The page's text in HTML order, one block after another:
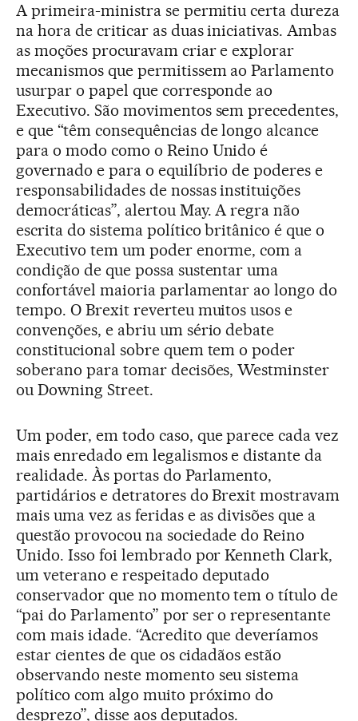
A primeira-ministra se permitiu certa dureza
na hora de criticar as duas iniciativas. Ambas
as moções procuravam criar e explorar
mecanismos que permitissem ao Parlamento
usurpar o papel que corresponde ao
Executivo. São movimentos sem precedentes,
e que “têm consequências de longo alcance
para o modo como o Reino Unido é
governado e para o equilíbrio de poderes e
responsabilidades de nossas instituições
democráticas”, alertou May. A regra não
escrita do sistema político britânico é que o
Executivo tem um poder enorme, com a
condição de que possa sustentar uma
confortável maioria parlamentar ao longo do
tempo. O Brexit reverteu muitos usos e
convenções, e abriu um sério debate
constitucional sobre quem tem o poder
soberano para tomar decisões, Westminster
ou Downing Street.
Um poder, em todo caso, que parece cada vez
mais enredado em legalismos e distante da
realidade. Às portas do Parlamento,
partidários e detratores do Brexit mostravam
mais uma vez as feridas e as divisões que a
questão provocou na sociedade do Reino
Unido. Isso foi lembrado por Kenneth Clark,
um veterano e respeitado deputado
conservador que no momento tem o título de
“pai do Parlamento” por ser o representante
com mais idade. “Acredito que deveríamos
estar cientes de que os cidadãos estão
observando neste momento seu sistema
político com algo muito próximo do
desprezo”, disse aos deputados.